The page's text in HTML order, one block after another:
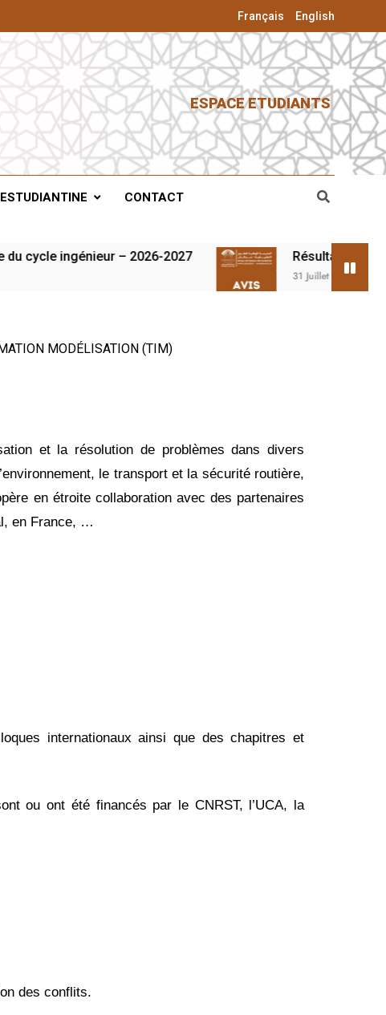
Français English
ESPACE ETUDIANTS
CONTACT
ingénieur – 2026-2027 Résultats du concours
31 Juillet 2026
MODÉLISATION (TIM)
et la résolution de problèmes dans divers
le transport et la sécurité routière,
en étroite collaboration avec des partenaires
en France, …
internationaux ainsi que des chapitres et
ou ont été financés par le CNRST, l’UCA, la
des conflits.